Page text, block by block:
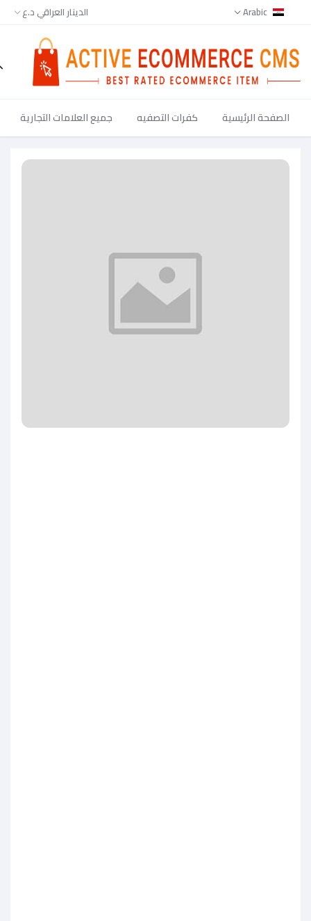
Arabic الدينار العراقي د.ع
الصفحة الرئيسية كفرات التصفيه جميع العلامات التجارية